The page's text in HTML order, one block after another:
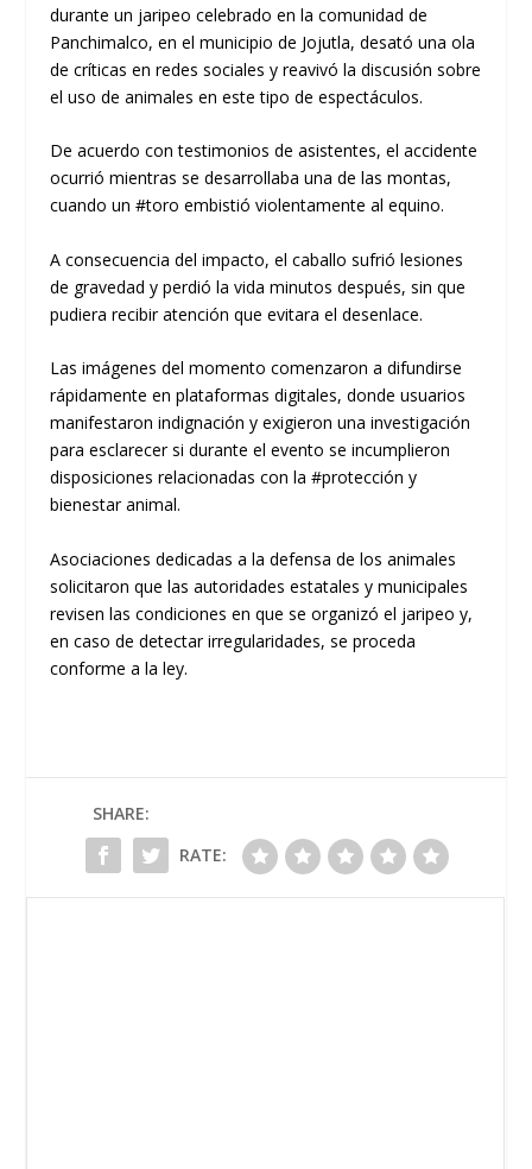
durante un jaripeo celebrado en la comunidad de
Panchimalco, en el municipio de Jojutla, desató una ola
de críticas en redes sociales y reavivó la discusión sobre
el uso de animales en este tipo de espectáculos.
De acuerdo con testimonios de asistentes, el accidente
ocurrió mientras se desarrollaba una de las montas,
cuando un #toro embistió violentamente al equino.
A consecuencia del impacto, el caballo sufrió lesiones
de gravedad y perdió la vida minutos después, sin que
pudiera recibir atención que evitara el desenlace.
Las imágenes del momento comenzaron a difundirse
rápidamente en plataformas digitales, donde usuarios
manifestaron indignación y exigieron una investigación
para esclarecer si durante el evento se incumplieron
disposiciones relacionadas con la #protección y
bienestar animal.
Asociaciones dedicadas a la defensa de los animales
solicitaron que las autoridades estatales y municipales
revisen las condiciones en que se organizó el jaripeo y,
en caso de detectar irregularidades, se proceda
conforme a la ley.
SHARE:
RATE: